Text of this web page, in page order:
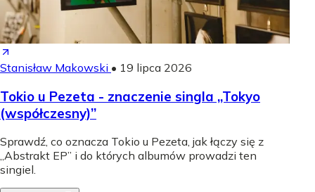
Stanisław Makowski • 19 lipca 2026
Tokio u Pezeta - znaczenie singla „Tokyo
(współczesny)”
Sprawdź, co oznacza Tokio u Pezeta, jak łączy się z
„Abstrakt EP” i do których albumów prowadzi ten
singiel.